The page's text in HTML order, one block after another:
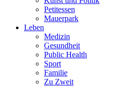
Petitessen
Mauerpark
Leben
Medizin
Gesundheit
Public Health
Sport
Familie
Zu Zweit